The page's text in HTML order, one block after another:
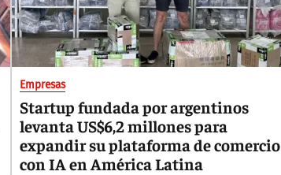
Empresas
Startup fundada por argentinos
levanta US$6,2 millones para
expandir su plataforma de comercio
con IA en América Latina